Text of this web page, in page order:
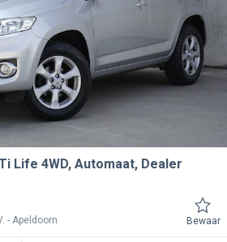
Life 4WD, Automaat, Dealer
Apeldoorn Bewaar